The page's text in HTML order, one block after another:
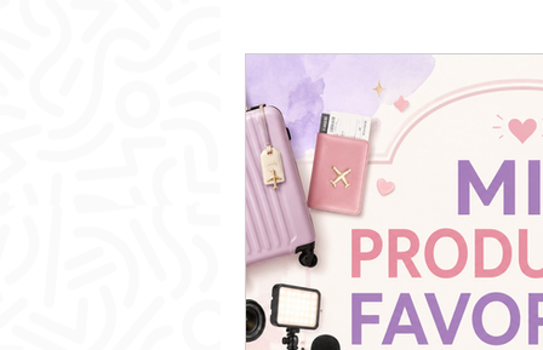
Info y Consejos Eventos y
Promociones Disneyland
Promociones Disney Cruise